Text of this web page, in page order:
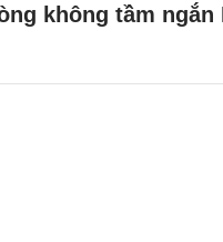
không tầm ngắn